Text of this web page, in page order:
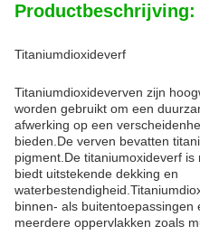
Productbeschrijving:
Titaniumdioxideverf
Titaniumdioxideverven zijn
worden gebruikt om een
afwerking op een
bieden.De verven bevatten
pigment.De titaniumoxideverf
biedt uitstekende dekking en
binnen- als
meerdere oppervlakken zoals